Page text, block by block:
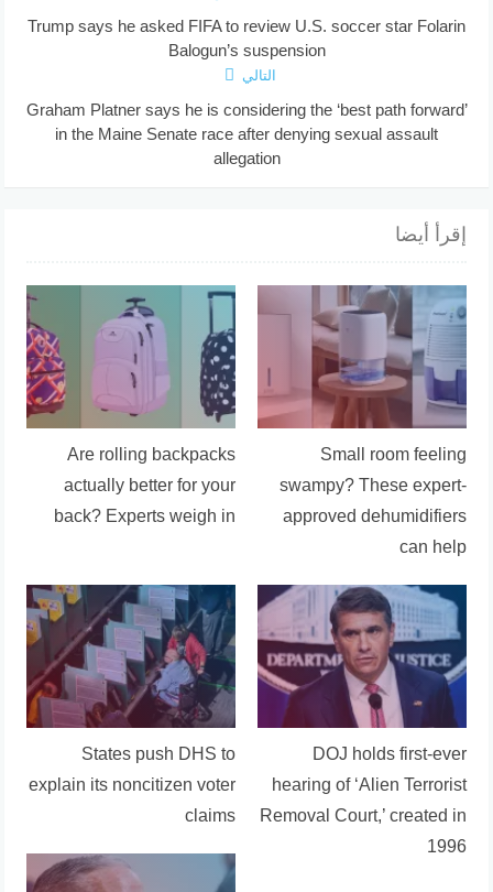
Trump says he asked FIFA to review U.S. soccer star Folarin
Balogun’s suspension
التالي
Graham Platner says he is considering the ‘best path forward’
in the Maine Senate race after denying sexual assault
allegation
إقرأ أيضا
Small room feeling
swampy? These expert-
approved dehumidifiers
can help
Are rolling backpacks
actually better for your
back? Experts weigh in
DOJ holds first-ever
hearing of ‘Alien Terrorist
Removal Court,’ created in
1996
States push DHS to
explain its noncitizen voter
claims